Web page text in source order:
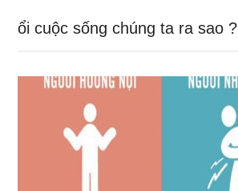
ổi cuộc sống chúng ta ra sao ?